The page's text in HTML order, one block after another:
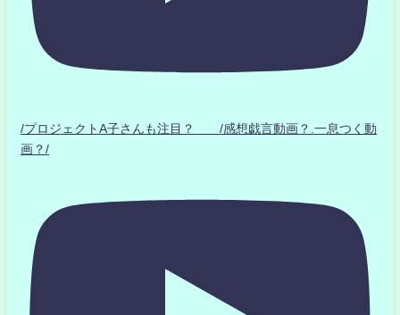
/プロジェクトA子さんも注目？ /感想戯言動画？.一息つく動
画？/